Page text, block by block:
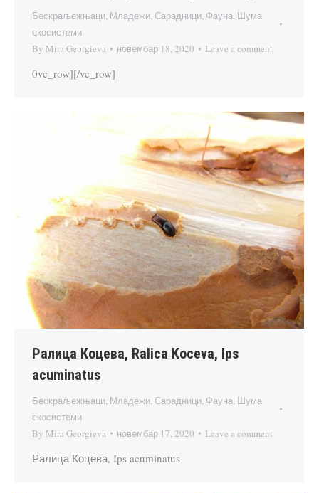
Бескраљежњаци, Младежи, Сарадници, Фауна, Шума
екосистеми
By Mira Georgieva новембар 18, 2020 Leave a comment
0vc_row][/vc_row]
Ралица Коцева, Ralica Koceva, Ips
acuminatus
Бескраљежњаци, Младежи, Сарадници, Фауна, Шума
екосистеми
By Mira Georgieva новембар 17, 2020 Leave a comment
Ралица Коцева, Ips acuminatus